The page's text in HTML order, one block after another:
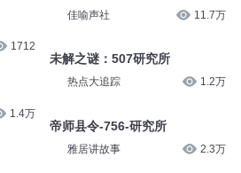
1712
1.4万
佳喻声社 11.7万
未解之谜：507研究所
热点大追踪 1.2万
帝师县令-756-研究所
雅居讲故事 2.3万